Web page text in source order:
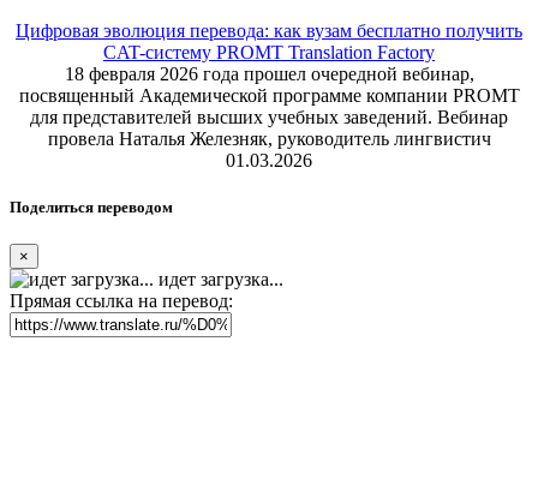
Цифровая эволюция перевода: как вузам бесплатно получить
CAT-систему PROMT Translation Factory
18 февраля 2026 года прошел очередной вебинар,
посвященный Академической программе компании PROMT
для представителей высших учебных заведений. Вебинар
провела Наталья Железняк, руководитель лингвистич
01.03.2026
Поделиться переводом
×
идет загрузка...
Прямая ссылка на перевод: